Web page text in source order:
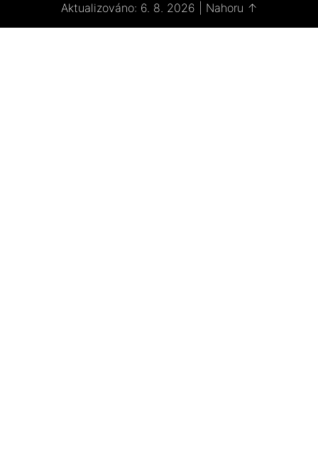
Aktualizováno: 6. 8. 2026
Nahoru ↑